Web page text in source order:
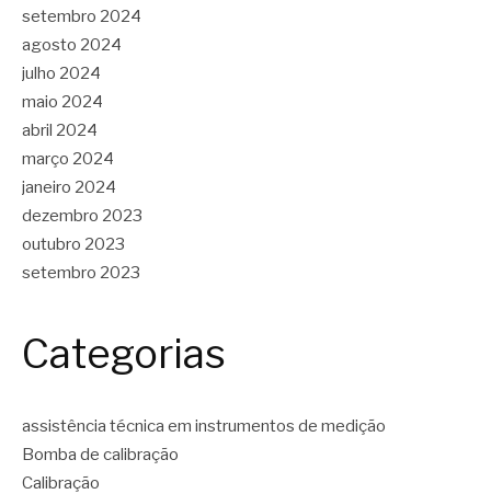
setembro 2024
agosto 2024
julho 2024
maio 2024
abril 2024
março 2024
janeiro 2024
dezembro 2023
outubro 2023
setembro 2023
Categorias
assistência técnica em instrumentos de medição
Bomba de calibração
Calibração